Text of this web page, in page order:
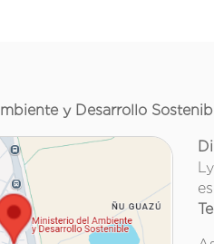
y Desarrollo